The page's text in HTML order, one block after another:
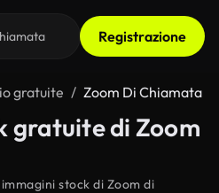
Registrazione
gratuite Zoom Di Chiamata
gratuite di Zoom
stock di Zoom di